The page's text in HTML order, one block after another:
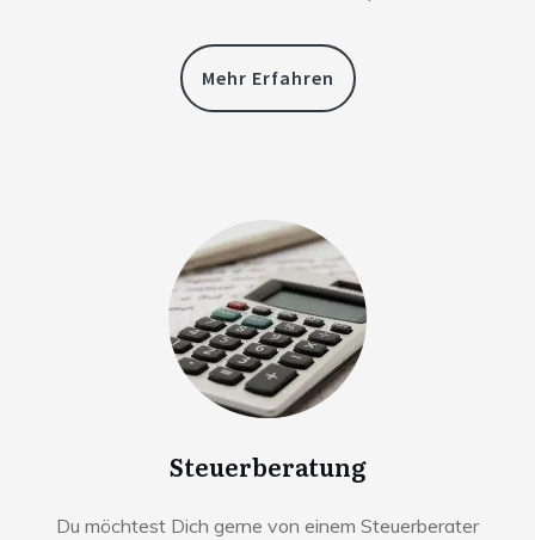
Mehr Erfahren
Steuerberatung
Du möchtest Dich gerne von einem Steuerberater